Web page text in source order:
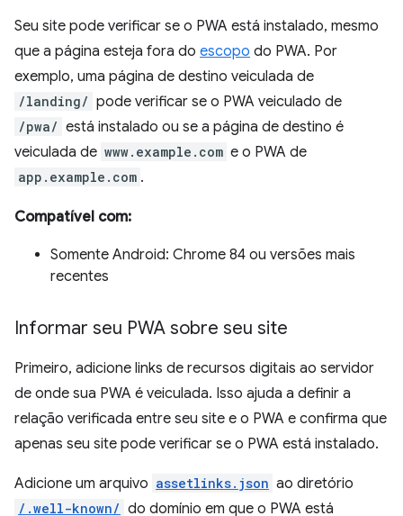
Seu site pode verificar se o PWA está instalado, mesmo
que a página esteja fora do escopo do PWA. Por
exemplo, uma página de destino veiculada de
/landing/ pode verificar se o PWA veiculado de
/pwa/ está instalado ou se a página de destino é
veiculada de www.example.com e o PWA de
app.example.com .
Compatível com:
Somente Android: Chrome 84 ou versões mais
recentes
Informar seu PWA sobre seu site
Primeiro, adicione links de recursos digitais ao servidor
de onde sua PWA é veiculada. Isso ajuda a definir a
relação verificada entre seu site e o PWA e confirma que
apenas seu site pode verificar se o PWA está instalado.
Adicione um arquivo assetlinks.json ao diretório
/.well-known/ do domínio em que o PWA está